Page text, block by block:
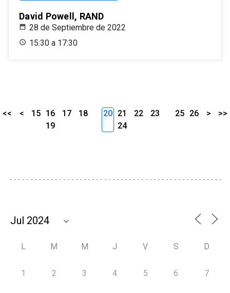
David Powell, RAND
28 de Septiembre de 2022
15:30 a 17:30
<< < 15 16 17
18
19
20 21 22
23
24
25 26 > >>
L M M J V S D
1 2 3 4 5 6 7